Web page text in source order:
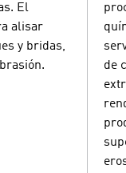
El
alisar
y bridas,
de